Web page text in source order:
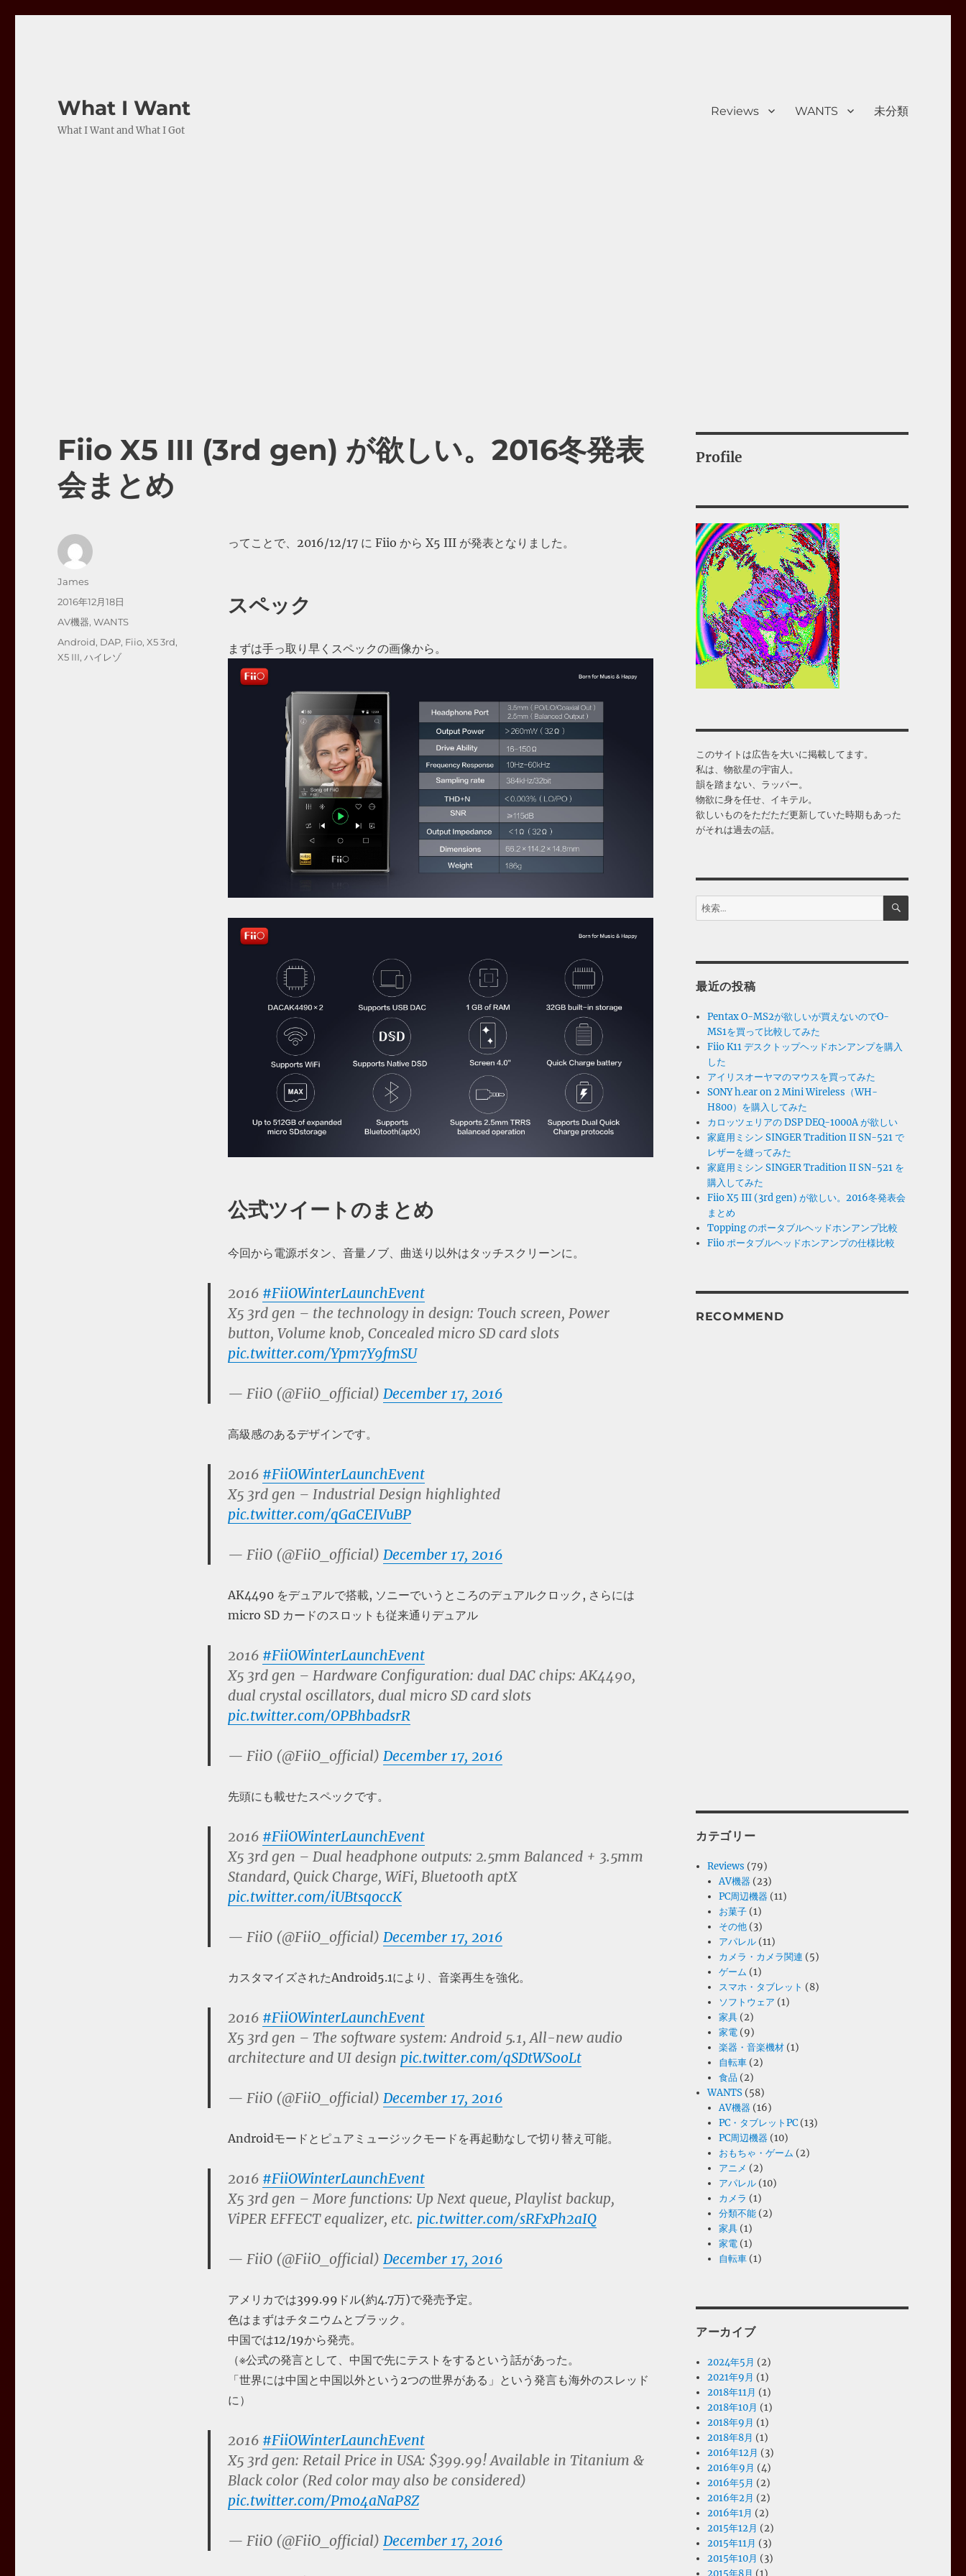
What I Want
What I Want and What I Got
Reviews WANTS 未分類
Fiio X5 III (3rd gen) が欲しい。2016冬発表
会まとめ
ってことで、2016/12/17 に Fiio から X5 III が発表となりました。
スペック
まずは手っ取り早くスペックの画像から。
公式ツイートのまとめ
今回から電源ボタン、音量ノブ、曲送り以外はタッチスクリーンに。
2016 #FiiOWinterLaunchEvent
X5 3rd gen – the technology in design: Touch screen, Power
button, Volume knob, Concealed micro SD card slots
pic.twitter.com/Ypm7Y9fmSU
— FiiO (@FiiO_official) December 17, 2016
高級感のあるデザインです。
2016 #FiiOWinterLaunchEvent
X5 3rd gen – Industrial Design highlighted
pic.twitter.com/qGaCEIVuBP
— FiiO (@FiiO_official) December 17, 2016
AK4490 をデュアルで搭載, ソニーでいうところのデュアルクロック, さらには
micro SD カードのスロットも従来通りデュアル
2016 #FiiOWinterLaunchEvent
X5 3rd gen – Hardware Configuration: dual DAC chips: AK4490,
dual crystal oscillators, dual micro SD card slots
pic.twitter.com/OPBhbadsrR
— FiiO (@FiiO_official) December 17, 2016
先頭にも載せたスペックです。
2016 #FiiOWinterLaunchEvent
X5 3rd gen – Dual headphone outputs: 2.5mm Balanced + 3.5mm
Standard, Quick Charge, WiFi, Bluetooth aptX
pic.twitter.com/iUBtsqoccK
— FiiO (@FiiO_official) December 17, 2016
カスタマイズされたAndroid5.1により、音楽再生を強化。
2016 #FiiOWinterLaunchEvent
X5 3rd gen – The software system: Android 5.1, All-new audio
architecture and UI design pic.twitter.com/qSDtWS0oLt
— FiiO (@FiiO_official) December 17, 2016
Androidモードとピュアミュージックモードを再起動なしで切り替え可能。
2016 #FiiOWinterLaunchEvent
X5 3rd gen – More functions: Up Next queue, Playlist backup,
ViPER EFFECT equalizer, etc. pic.twitter.com/sRFxPh2aIQ
— FiiO (@FiiO_official) December 17, 2016
アメリカでは399.99ドル(約4.7万)で発売予定。
色はまずはチタニウムとブラック。
中国では12/19から発売。
（※公式の発言として、中国で先にテストをするという話があった。
「世界には中国と中国以外という2つの世界がある」という発言も海外のスレッド
に）
2016 #FiiOWinterLaunchEvent
X5 3rd gen: Retail Price in USA: $399.99! Available in Titanium &
Black color (Red color may also be considered)
pic.twitter.com/Pmo4aNaP8Z
— FiiO (@FiiO_official) December 17, 2016
投
James
投
2016年12月18日
カ
AV機器,WANTS
タ
グ
Android, DAP, Fiio, X5 3rd,
X5 III,ハイレゾ
Profile
このサイトは広告を大いに掲載してます。
私は、物欲星の宇宙人。
韻を踏まない、ラッパー。
物欲に身を任せ、イキテル。
欲しいものをただただ更新していた時期もあった
がそれは過去の話。
検
索:
検
最近の投稿
Pentax O-MS2が欲しいが買えないのでO-
MS1を買って比較してみた
Fiio K11 デスクトップヘッドホンアンプを購入
した
アイリスオーヤマのマウスを買ってみた
SONY h.ear on 2 Mini Wireless（WH-
H800）を購入してみた
カロッツェリアの DSP DEQ-1000A が欲しい
家庭用ミシン SINGER Tradition II SN-521 で
レザーを縫ってみた
家庭用ミシン SINGER Tradition II SN-521 を
購入してみた
Fiio X5 III (3rd gen) が欲しい。2016冬発表会
まとめ
Topping のポータブルヘッドホンアンプ比較
Fiio ポータブルヘッドホンアンプの仕様比較
RECOMMEND
カテゴリー
Reviews (79)
AV機器 (23)
PC周辺機器 (11)
お菓子 (1)
その他 (3)
アパレル (11)
カメラ・カメラ関連 (5)
ゲーム (1)
スマホ・タブレット (8)
ソフトウェア (1)
家具 (2)
家電 (9)
楽器・音楽機材 (1)
自転車 (2)
食品 (2)
WANTS (58)
AV機器 (16)
PC・タブレットPC (13)
PC周辺機器 (10)
おもちゃ・ゲーム (2)
アニメ (2)
アパレル (10)
カメラ (1)
分類不能 (2)
家具 (1)
家電 (1)
自転車 (1)
アーカイブ
2024年5月 (2)
2021年9月 (1)
2018年11月 (1)
2018年10月 (1)
2018年9月 (1)
2018年8月 (1)
2016年12月 (3)
2016年9月 (4)
2016年5月 (2)
2016年2月 (2)
2016年1月 (2)
2015年12月 (2)
2015年11月 (3)
2015年10月 (3)
2015年8月 (1)